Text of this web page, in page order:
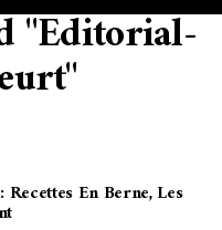
"Editorial-
En Berne, Les